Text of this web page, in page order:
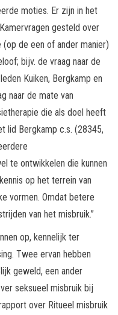
moties. Er zijn in het
gesteld over
(op de een of ander manier)
bijv. de vraag naar de
Kuiken, Bergkamp en
naar de mate van
die als doel heeft
lid Bergkamp c.s. (28345,
te ontwikkelen die kunnen
op het terrein van
vormen. Omdat betere
van het misbruik.”
op, kennelijk ter
Twee ervan hebben
geweld, een ander
seksueel misbruik bij
over Ritueel misbruik